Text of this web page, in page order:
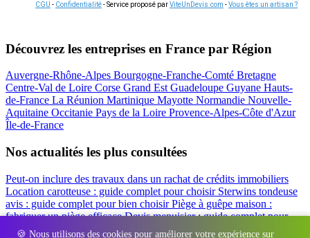
🍪 Nous utilisons des cookies pour améliorer votre expérience sur
CGU - Confidentialité- Service proposé parViteUnDevis.com -Vous êtes un artisan ?
Découvrez les entreprises en France par Région
Auvergne-Rhône-Alpes Bourgogne-Franche-Comté Bretagne
Centre-Val de Loire Corse Grand EstGuadeloupe Guyane Hauts-
de-France La Réunion Martinique Mayotte Normandie Nouvelle-
Aquitaine Occitanie Pays de la Loire Provence-Alpes-Côte d'Azur
Île-de-France
Nos actualités les plus consultées
Peut-on inclure des travaux dans un rachat de crédits immobiliers
Location carotteuse : guide complet pour choisir Sterwins tondeuse
avis : guide complet pour bien choisirPiège à guêpe maison :
fabriquer un piège efficaceDevis menuisier : guide complet pour
obtenir le meilleur prix
Simulation rachat de crédit : regrouper prêt